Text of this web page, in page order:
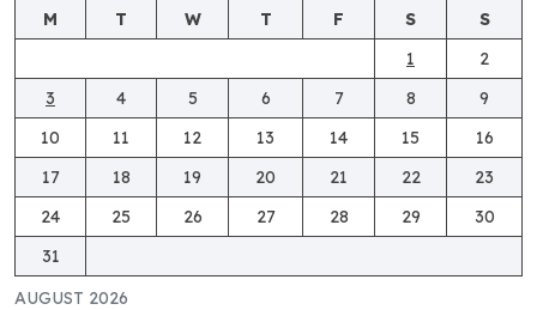
AUGUST 2026
M T W T F S
S
1
2
3
4 5 6 7 8
9
10
11 12 13 14 15
16
17
18 19 20 21 22
23
24
25 26 27 28 29
30
31